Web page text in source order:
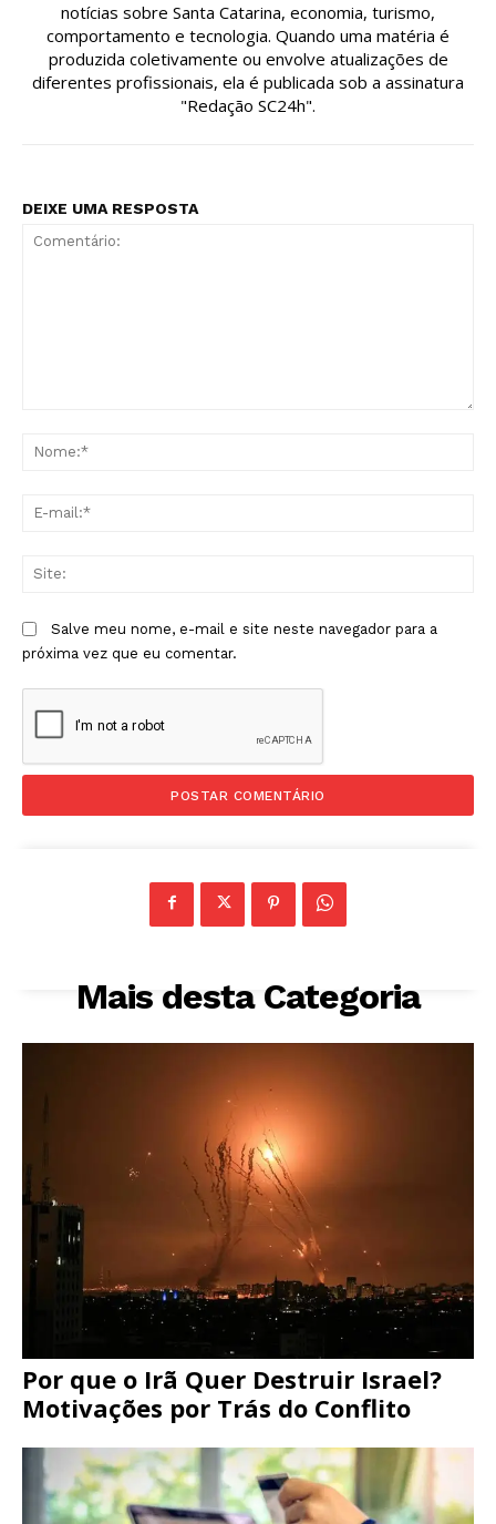
notícias sobre Santa Catarina, economia, turismo,
comportamento e tecnologia. Quando uma matéria é
produzida coletivamente ou envolve atualizações de
diferentes profissionais, ela é publicada sob a assinatura
"Redação SC24h".
DEIXE UMA RESPOSTA
Salve meu nome, e-mail e site neste navegador para a
próxima vez que eu comentar.
Mais desta Categoria
Por que o Irã Quer Destruir Israel?
Motivações por Trás do Conflito